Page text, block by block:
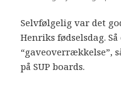
Selvfølgelig var det
Henriks fødselsdag.
“gaveoverrækkelse”,
på SUP boards.